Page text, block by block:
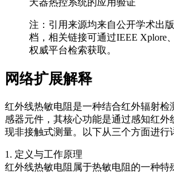
天器热控系统的应用验证
注：引用来源均来自公开学术出
档，相关链接可通过IEEE Xplore
权威平台检索获取。
网络扩展解释
红外线热敏电阻是一种结合红外辐射检
感器元件，其核心功能是通过感知红外
现非接触式测量。以下从三个方面进行
1. 定义与工作原理
红外线热敏电阻属于热敏电阻的一种特